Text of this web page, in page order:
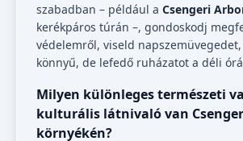
szabadban – például a Csengeri
kerékpáros túrán –, gondoskodj
védelemről, viseld
könnyű, de lefedő ruházatot a déli
Milyen különleges természeti
kulturális látnivaló van
környékén?